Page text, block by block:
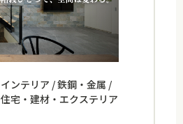
インテリア / 鉄鋼・金属 /
住宅・建材・エクステリア